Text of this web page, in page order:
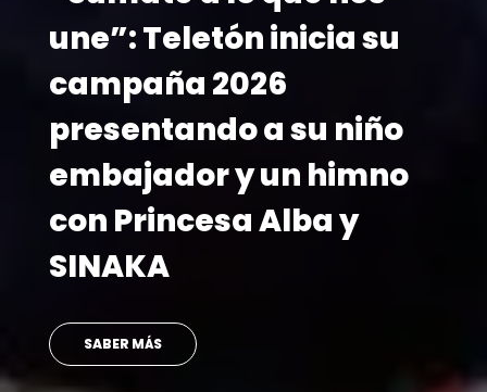
¡Ya tenemos fecha!
Teletón 2026 se
realizará el 6 y 7 de
noviembre
LEER MÁS